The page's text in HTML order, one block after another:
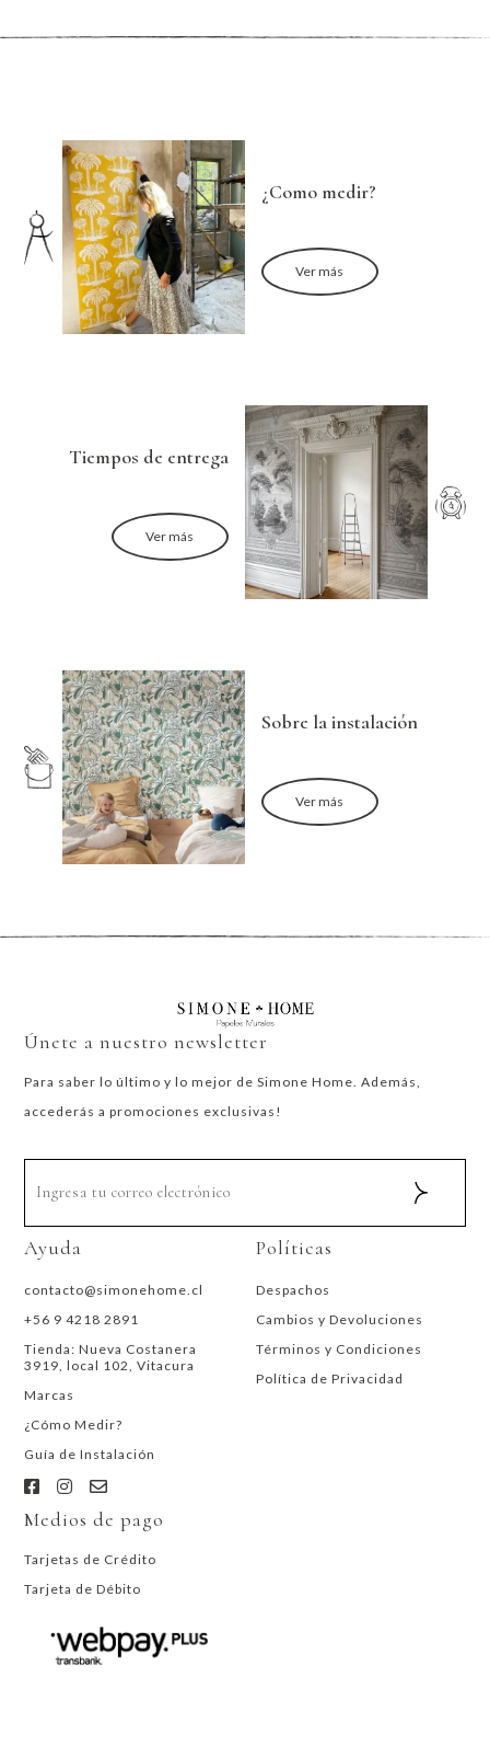
¿Como medir?
Ver más
Tiempos de entrega
Ver más
Sobre la instalación
Ver más
Únete a nuestro newsletter
Para saber lo último y lo mejor de Simone Home. Además,
accederás a promociones exclusivas!
Ayuda
contacto@simonehome.cl
+56 9 4218 2891
Tienda: Nueva Costanera
3919, local 102, Vitacura
Marcas
¿Cómo Medir?
Guía de Instalación
Políticas
Despachos
Cambios y Devoluciones
Términos y Condiciones
Política de Privacidad
Medios de pago
Tarjetas de Crédito
Tarjeta de Débito